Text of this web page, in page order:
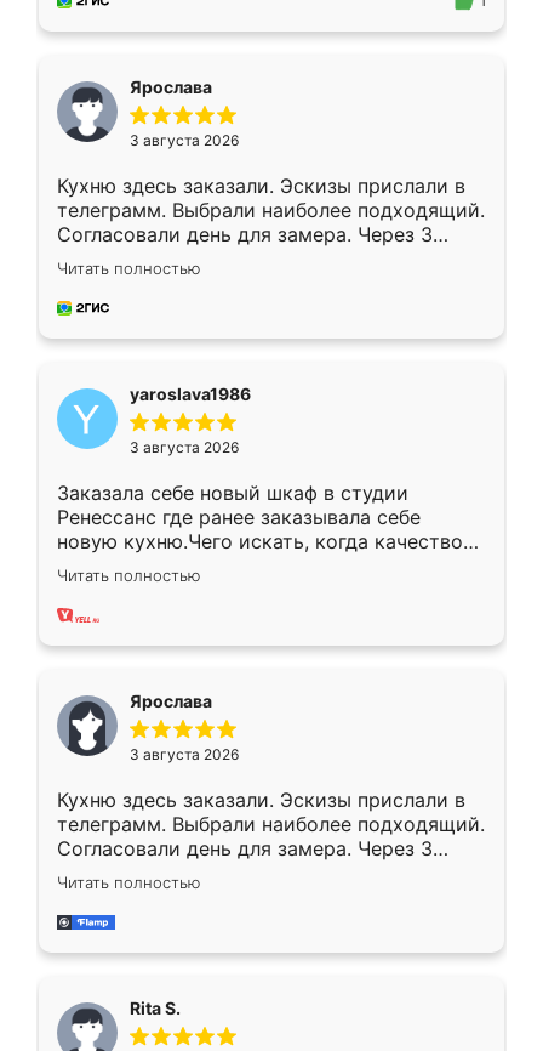
Ярослава
3 августа 2026
Кухню здесь заказали. Эскизы прислали в
телеграмм. Выбрали наиболее подходящий.
Согласовали день для замера. Через 3
недели кухня была уже готова. Остались
довольны работой. Спасибо Ренессанс
мебель за качественную работу!
Читать полностью
yaroslava1986
3 августа 2026
Заказала себе новый шкаф в студии
Ренессанс где ранее заказывала себе
новую кухню.Чего искать, когда качеством
вполне довольна. Служит кухня уже почти
два года, нареканий нет.
Читать полностью
Ярослава
3 августа 2026
Кухню здесь заказали. Эскизы прислали в
телеграмм. Выбрали наиболее подходящий.
Согласовали день для замера. Через 3
недели кухня была уже готова. Остались
довольны работой. Спасибо Ренессанс
мебель за качественную работу!
Читать полностью
Rita S.